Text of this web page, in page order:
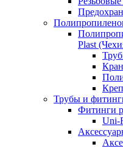
Plast
Трубы и
Фитинги
Uni-